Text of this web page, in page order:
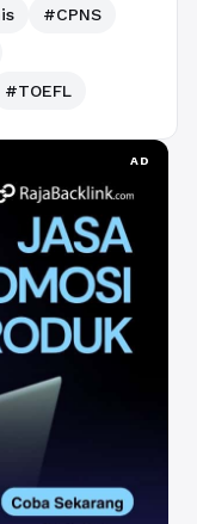
#CPNS
#TOEFL
AD